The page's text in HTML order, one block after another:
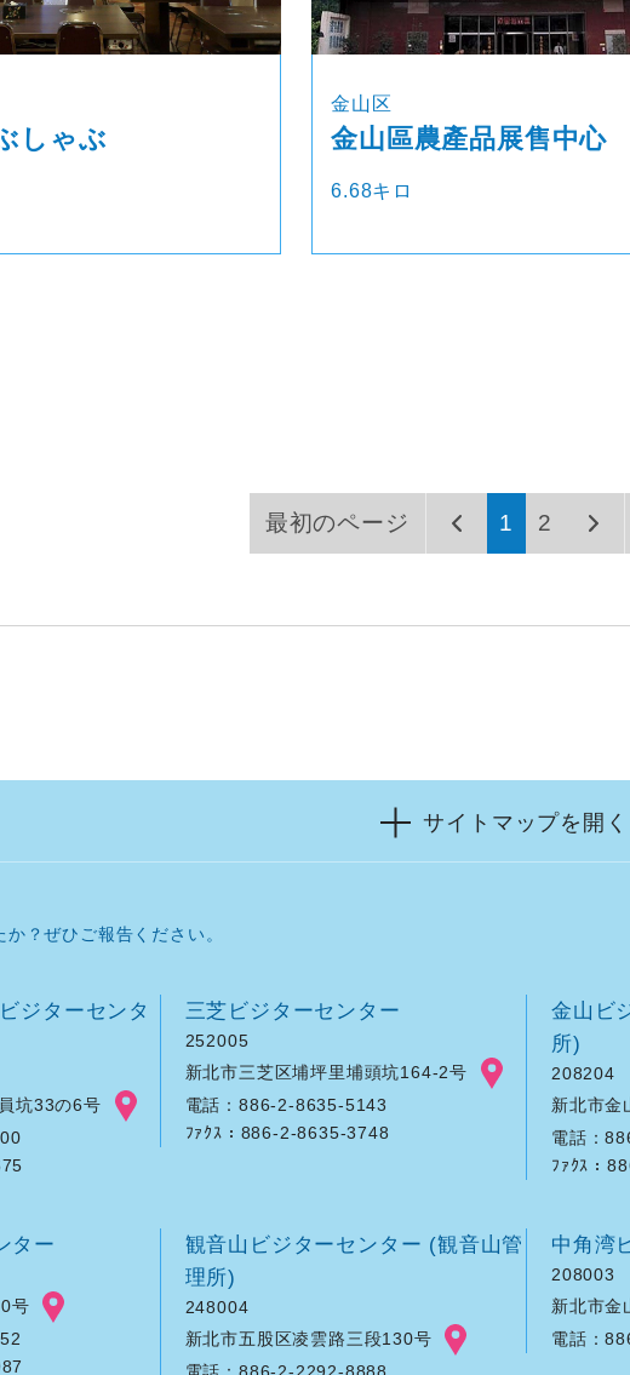
しゃぶ
金山区
金山區農產品展售中心
6.68キロ
最初のページ 1 2
サイトマップを開く
？ぜひご報告ください。
ジターセンタ
坑33の6号
三芝ビジターセンター
252005
新北市三芝区埔坪里埔頭坑164-2号
電話：886-2-8635-5143
ﾌｧｸｽ：886-2-8635-3748
金山ビ
所)
208204
新北市金
電話：
ﾌｧｸｽ：
ター
号
観音山ビジターセンター (観音山管
理所)
248004
新北市五股区凌雲路三段130号
中角湾
208003
新北市金
電話：